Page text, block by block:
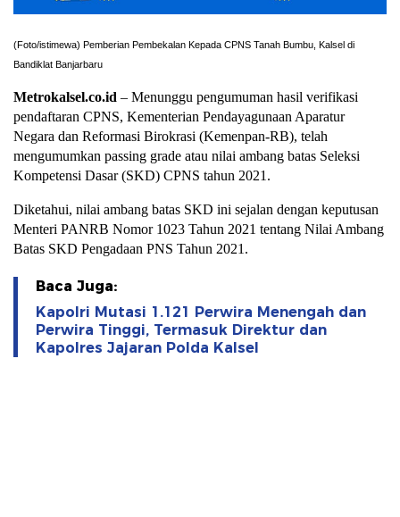
(Foto/istimewa) Pemberian Pembekalan Kepada CPNS Tanah Bumbu, Kalsel di
Bandiklat Banjarbaru
Metrokalsel.co.id – Menunggu pengumuman hasil verifikasi
pendaftaran CPNS, Kementerian Pendayagunaan Aparatur
Negara dan Reformasi Birokrasi (Kemenpan-RB), telah
mengumumkan passing grade atau nilai ambang batas Seleksi
Kompetensi Dasar (SKD) CPNS tahun 2021.
Diketahui, nilai ambang batas SKD ini sejalan dengan keputusan
Menteri PANRB Nomor 1023 Tahun 2021 tentang Nilai Ambang
Batas SKD Pengadaan PNS Tahun 2021.
Baca Juga:
Kapolri Mutasi 1.121 Perwira Menengah dan
Perwira Tinggi, Termasuk Direktur dan
Kapolres Jajaran Polda Kalsel